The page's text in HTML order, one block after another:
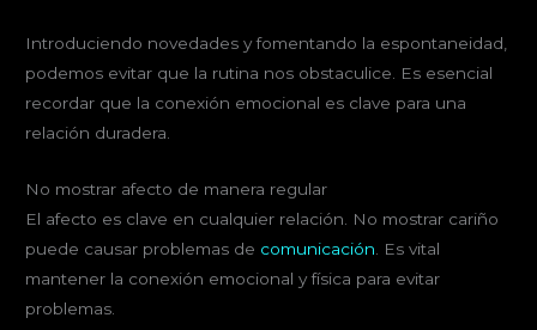
Introduciendo novedades y fomentando la espontaneidad,
podemos evitar que la rutina nos obstaculice. Es esencial
recordar que la conexión emocional es clave para una
relación duradera.
No mostrar afecto de manera regular
El afecto es clave en cualquier relación. No mostrar cariño
puede causar problemas de comunicación. Es vital
mantener la conexión emocional y física para evitar
problemas.